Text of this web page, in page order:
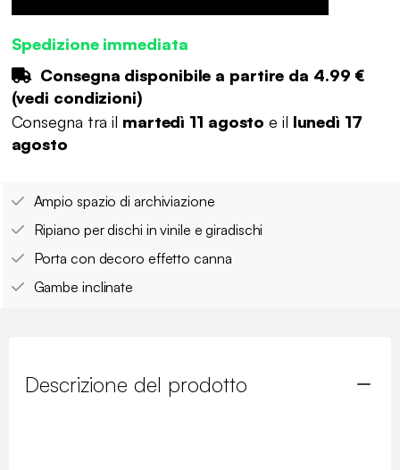
Spedizione immediata
Consegna disponibile a partire da 4.99 €
(vedi condizioni)
Consegna tra il martedì 11 agosto e il lunedì 17
agosto
Ampio spazio di archiviazione
Ripiano per dischi in vinile e giradischi
Porta con decoro effetto canna
Gambe inclinate
Descrizione del prodotto